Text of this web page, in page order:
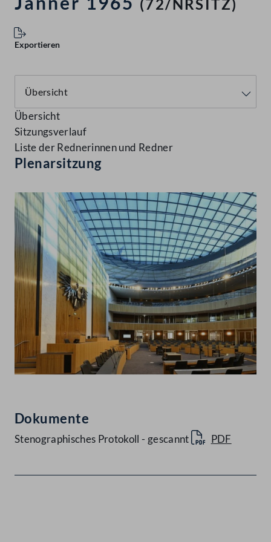
(72/NRSITZ)
Exportieren
Übersicht
Sitzungsverlauf
Liste der Rednerinnen und Redner
Plenarsitzung
Dokumente
Stenographisches Protokoll - gescannt PDF